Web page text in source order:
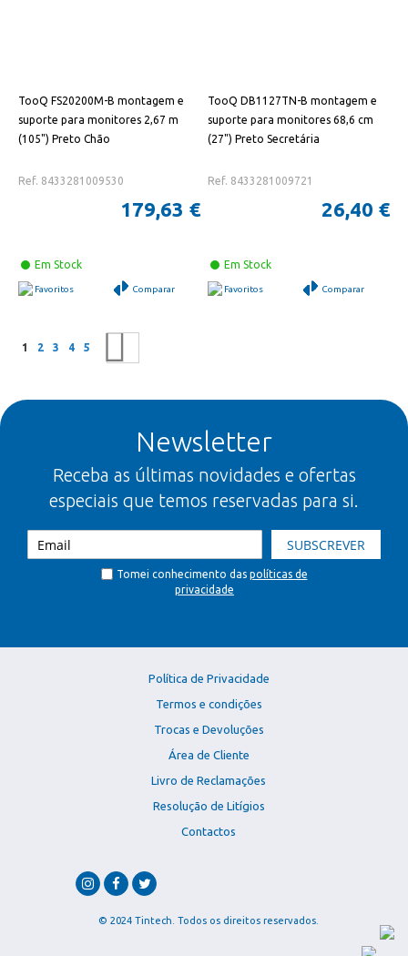
TooQ FS20200M-B montagem e
suporte para monitores 2,67 m
(105") Preto Chão
Ref. 8433281009530
179,63 €
Em Stock
Favoritos Comparar
TooQ DB1127TN-B montagem e
suporte para monitores 68,6 cm
(27") Preto Secretária
Ref. 8433281009721
26,40 €
Em Stock
Favoritos Comparar
Página
Está a ler a página
1 Página
2 Página
3 Página
4 Página
5
Newsletter
Receba as últimas novidades e ofertas
especiais que temos reservadas para si.
SUBSCREVER
Tomei conhecimento das políticas de
privacidade
Política de Privacidade
Termos e condições
Trocas e Devoluções
Área de Cliente
Livro de Reclamações
Resolução de Litígios
Contactos
© 2024 Tintech. Todos os direitos reservados.